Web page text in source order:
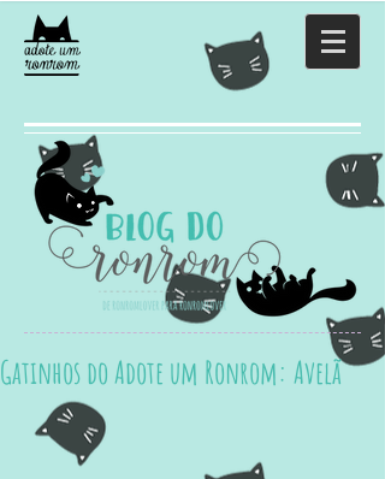
Gatinhos do Adote um Ronrom: Avelã